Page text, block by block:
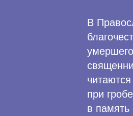
В
при
в память